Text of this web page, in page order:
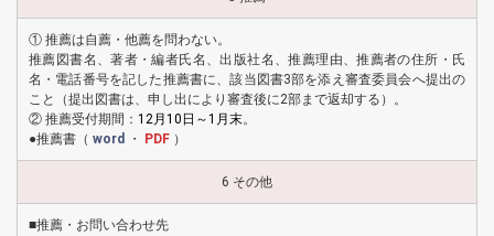
① 推薦は自薦・他薦を問わない。
推薦図書名、著者・編者氏名、出版社名、推薦理由、推薦者の住所・氏
名・電話番号を記した推薦書に、該当図書3部を添え審査委員会へ提出の
こと（提出図書は、申し出により審査後に2部まで返却する）。
② 推薦受付期間： 12月10日～1月末。
●推薦書（ word ・ PDF ）
6 その他
■推薦・お問い合わせ先